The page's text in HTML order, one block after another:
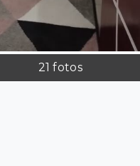
21 fotos